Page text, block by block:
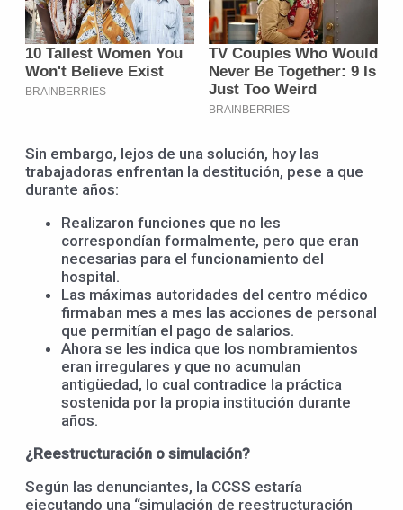
Sin embargo, lejos de una solución, hoy las
trabajadoras enfrentan la destitución, pese a que
durante años:
Realizaron funciones que no les
correspondían formalmente, pero que eran
necesarias para el funcionamiento del
hospital.
Las máximas autoridades del centro médico
firmaban mes a mes las acciones de personal
que permitían el pago de salarios.
Ahora se les indica que los nombramientos
eran irregulares y que no acumulan
antigüedad, lo cual contradice la práctica
sostenida por la propia institución durante
años.
¿Reestructuración o simulación?
Según las denunciantes, la CCSS estaría
ejecutando una “simulación de reestructuración